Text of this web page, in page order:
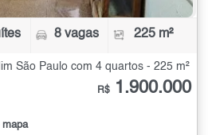
8 vagas 225 m²
São Paulo com 4 quartos - 225 m²
mapa
R$ 1.900.000